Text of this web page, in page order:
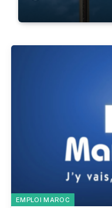
EMPLOI MAROC